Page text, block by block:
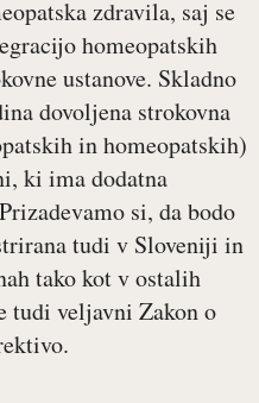
zdravila, saj se
homeopatskih
ustanove. Skladno
dovoljena strokovna
in homeopatskih)
ki ima dodatna
si, da bodo
tudi v Sloveniji in
tako kot v ostalih
tudi veljavni Zakon o